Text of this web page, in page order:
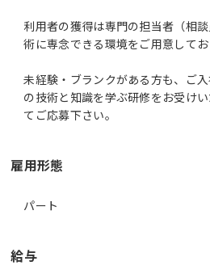
利用者の獲得は専門の担当者（相
術に専念できる環境をご用意してお
未経験・ブランクがある方も、ご
の技術と知識を学ぶ研修をお受け
雇用形態
パート
給与